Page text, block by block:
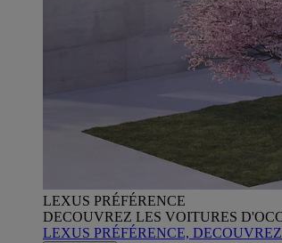
LEXUS PRÉFÉRENCE
DECOUVREZ LES VOITURES
LEXUS PRÉFÉRENCE,